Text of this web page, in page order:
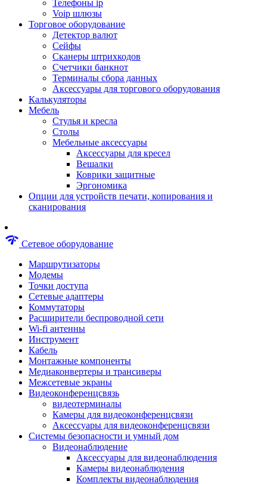
Электро и пневмоинструмент
Аксессуары для пневмоинструментов
Гайковерты пневматические
Инструмент измерительный
Краскораспылители пневматические
Наборы пневматические
Пистолеты пневматические
Шуруповерты
Дрели
Лобзики
Перфораторы
Шлифмашины
Наборы инструментов
Пилы
Пылесосы строительные
Степлеры строительные
Пистолеты клеевые
Наборы бит и сверел
Инструмент многофункциональный
Круги, диски, фрезы
Аксессуары для электро и
пневмоинструмента
Аккумуляторы для инструмента
Зарядные устройства для аккумуляторов
Миксеры строительные
Молотки отбойные
Паяльное оборудование
Садовая техника
Телефоны ip
Voip шлюзы
Торговое оборудование
Детектор валют
Сейфы
Сканеры штрихкодов
Счетчики банкнот
Терминалы сбора данных
Аксессуары для торгового оборудования
Калькуляторы
Мебель
Стулья и кресла
Столы
Мебельные аксессуары
Аксессуары для кресел
Вешалки
Коврики защитные
Эргономика
Опции для устройств печати, копирования и
сканирования
network_check Сетевое оборудование
Маршрутизаторы
Модемы
Точки доступа
Сетевые адаптеры
Коммутаторы
Расширители беспроводной сети
Wi-fi антенны
Инструмент
Кабель
Монтажные компоненты
Медиаконвертеры и трансиверы
Межсетевые экраны
Видеоконференцсвязь
видеотерминалы
Камеры для видеоконференцсвязи
Аксессуары для видеоконференцсвязи
Системы безопасности и умный дом
Видеонаблюдение
Аксессуары для видеонаблюдения
Камеры видеонаблюдения
Комплекты видеонаблюдения